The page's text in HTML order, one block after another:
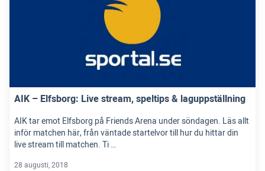
AIK – Elfsborg: Live stream, speltips & laguppställning
AIK tar emot Elfsborg på Friends Arena under söndagen. Läs allt
inför matchen här, från väntade startelvor till hur du hittar din
live stream till matchen. Ti …
28 augusti, 2018